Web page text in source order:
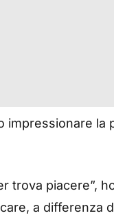
la
trova piacere”,
a differenza